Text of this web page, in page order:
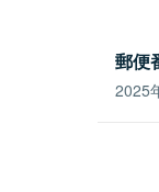
郵便
2025